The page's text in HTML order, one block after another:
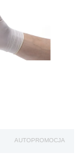
AUTOPROMOCJA